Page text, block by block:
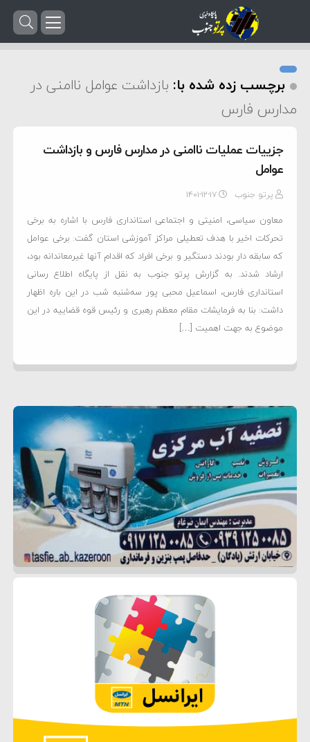
برچسب زده شده با: بازداشت عوامل ناامنی در
مدارس فارس
جزییات عملیات ناامنی در مدارس فارس و بازداشت
عوامل
پرتو جنوب ۱۴۰۱-۱۲-۱۷
معاون سیاسی، امنیتی و اجتماعی استانداری فارس با اشاره به برخی
تحرکات اخیر با هدف تعطیلی مراکز آموزشی استان گفت: برخی عوامل
که سابقه دار بودند دستگیر و برخی افراد که اقدام آنها غیرمعاندانه بود،
ارشاد شدند. به گزارش پرتو جنوب به نقل از پایگاه اطلاع رسانی
استانداری فارس، اسماعیل محبی پور سه‌شنبه شب در این باره اظهار
داشت: بنا به فرمایشات مقام معظم رهبری و رئیس قوه قضاییه در این
موضوع به جهت اهمیت […]